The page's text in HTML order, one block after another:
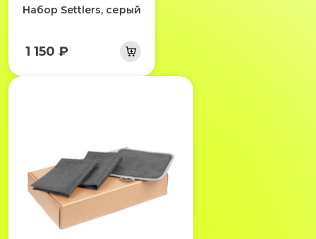
Набор Settlers, серый
1 150 ₽